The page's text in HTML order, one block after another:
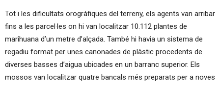
Tot i les dificultats orogràfiques del terreny, els agents van arribar
fins a les parcel·les on hi van localitzar 10.112 plantes de
marihuana d’un metre d’alçada. També hi havia un sistema de
regadiu format per unes canonades de plàstic procedents de
diverses basses d’aigua ubicades en un barranc superior. Els
mossos van localitzar quatre bancals més preparats per a noves